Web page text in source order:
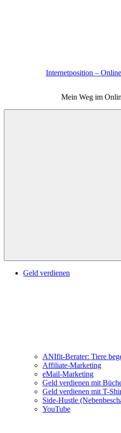
Internetposition –
Mein Weg im
Geld verdienen
ANIfit-Berater: Tiere
Affiliate-Marketing
eMail-Marketing
Geld verdienen mit
Geld verdienen mit T-
Side-Hustle
YouTube